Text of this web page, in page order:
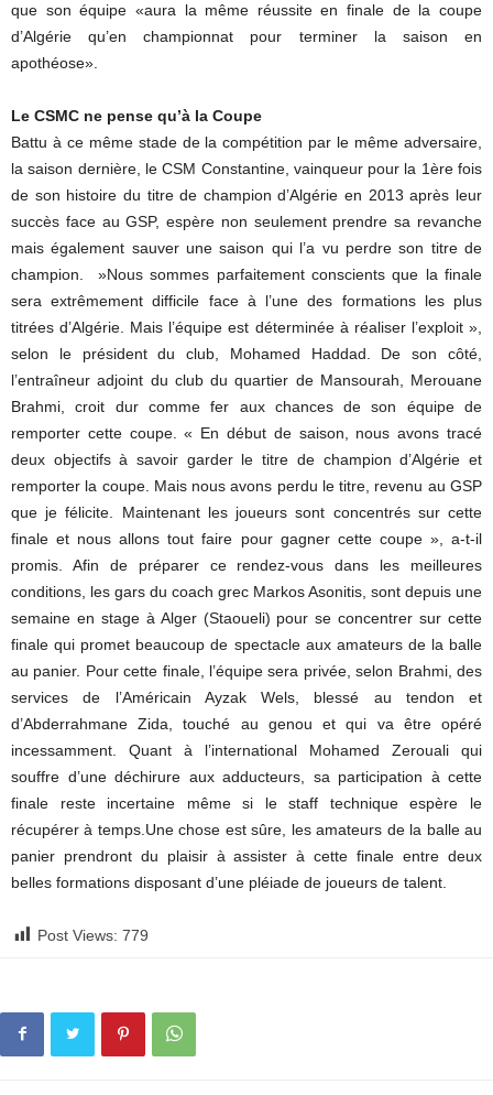
que son équipe «aura la même réussite en finale de la coupe
d’Algérie qu’en championnat pour terminer la saison en
apothéose».
Le CSMC ne pense qu’à la Coupe
Battu à ce même stade de la compétition par le même adversaire,
la saison dernière, le CSM Constantine, vainqueur pour la 1ère fois
de son histoire du titre de champion d’Algérie en 2013 après leur
succès face au GSP, espère non seulement prendre sa revanche
mais également sauver une saison qui l’a vu perdre son titre de
champion. »Nous sommes parfaitement conscients que la finale
sera extrêmement difficile face à l’une des formations les plus
titrées d’Algérie. Mais l’équipe est déterminée à réaliser l’exploit »,
selon le président du club, Mohamed Haddad. De son côté,
l’entraîneur adjoint du club du quartier de Mansourah, Merouane
Brahmi, croit dur comme fer aux chances de son équipe de
remporter cette coupe. « En début de saison, nous avons tracé
deux objectifs à savoir garder le titre de champion d’Algérie et
remporter la coupe. Mais nous avons perdu le titre, revenu au GSP
que je félicite. Maintenant les joueurs sont concentrés sur cette
finale et nous allons tout faire pour gagner cette coupe », a-t-il
promis. Afin de préparer ce rendez-vous dans les meilleures
conditions, les gars du coach grec Markos Asonitis, sont depuis une
semaine en stage à Alger (Staoueli) pour se concentrer sur cette
finale qui promet beaucoup de spectacle aux amateurs de la balle
au panier. Pour cette finale, l’équipe sera privée, selon Brahmi, des
services de l’Américain Ayzak Wels, blessé au tendon et
d’Abderrahmane Zida, touché au genou et qui va être opéré
incessamment. Quant à l’international Mohamed Zerouali qui
souffre d’une déchirure aux adducteurs, sa participation à cette
finale reste incertaine même si le staff technique espère le
récupérer à temps.Une chose est sûre, les amateurs de la balle au
panier prendront du plaisir à assister à cette finale entre deux
belles formations disposant d’une pléiade de joueurs de talent.
Post Views: 779